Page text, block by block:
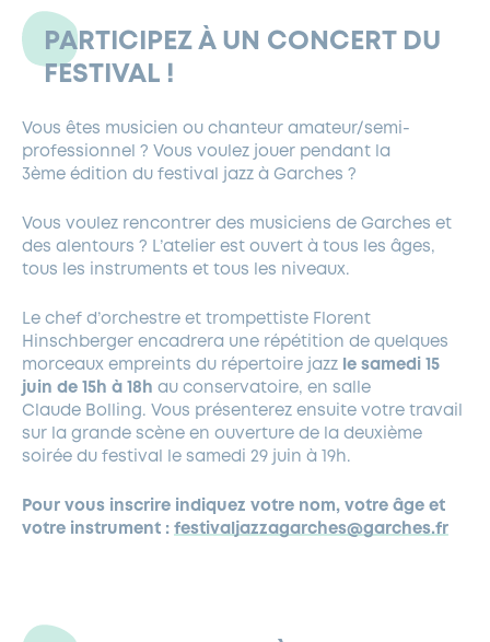
PARTICIPEZ À UN CONCERT DU
FESTIVAL !
Vous êtes musicien ou chanteur amateur/semi-
professionnel ? Vous voulez jouer pendant la
3ème édition du festival jazz à Garches ?
Vous voulez rencontrer des musiciens de Garches et
des alentours ? L’atelier est ouvert à tous les âges,
tous les instruments et tous les niveaux.
Le chef d’orchestre et trompettiste Florent
Hinschberger encadrera une répétition de quelques
morceaux empreints du répertoire jazz le samedi 15
juin de 15h à 18h au conservatoire, en salle
Claude Bolling. Vous présenterez ensuite votre travail
sur la grande scène en ouverture de la deuxième
soirée du festival le samedi 29 juin à 19h.
Pour vous inscrire indiquez votre nom, votre âge et
votre instrument : festivaljazzagarches@garches.fr